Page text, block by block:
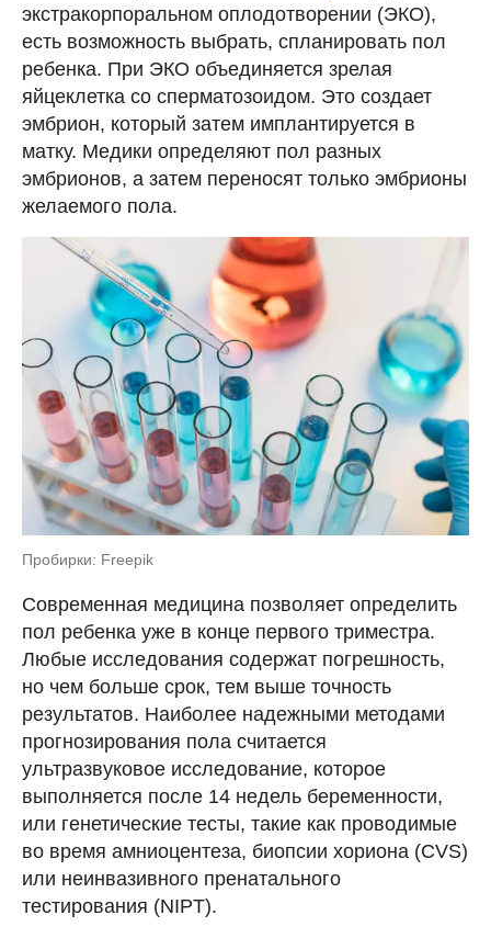
экстракорпоральном оплодотворении (ЭКО),
есть возможность выбрать, спланировать пол
ребенка. При ЭКО объединяется зрелая
яйцеклетка со сперматозоидом. Это создает
эмбрион, который затем имплантируется в
матку. Медики определяют пол разных
эмбрионов, а затем переносят только эмбрионы
желаемого пола.
Пробирки: Freepik
Современная медицина позволяет определить
пол ребенка уже в конце первого триместра.
Любые исследования содержат погрешность,
но чем больше срок, тем выше точность
результатов. Наиболее надежными методами
прогнозирования пола считается
ультразвуковое исследование, которое
выполняется после 14 недель беременности,
или генетические тесты, такие как проводимые
во время амниоцентеза, биопсии хориона (CVS)
или неинвазивного пренатального
тестирования (NIPT).